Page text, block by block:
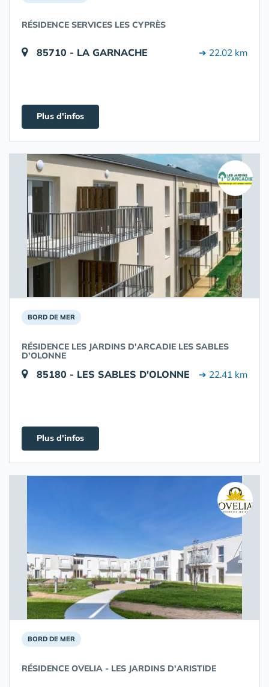
RÉSIDENCE SERVICES LES CYPRÈS
85710 - LA GARNACHE ➔ 22.02 km
Plus d'infos
BORD DE MER
RÉSIDENCE LES JARDINS D'ARCADIE LES SABLES
D'OLONNE
85180 - LES SABLES D'OLONNE ➔ 22.41 km
Plus d'infos
BORD DE MER
RÉSIDENCE OVELIA - LES JARDINS D'ARISTIDE